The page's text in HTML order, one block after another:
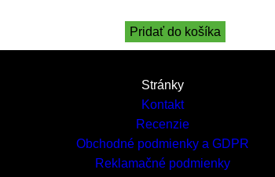
Pridať do košíka
Stránky
Kontakt
Recenzie
Obchodné podmienky a GDPR
Reklamačné podmienky